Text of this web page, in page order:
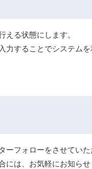
る状態にします。
することでシステムを
フォローをさせていた
は、お気軽にお知らせ